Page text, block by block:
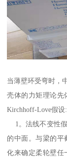
当薄壁环受弯时，
壳体的力矩理论先
Kirchhoff-Love假设:
1。法线不变性
的中面。与梁的平
化来确定柔轮壁任